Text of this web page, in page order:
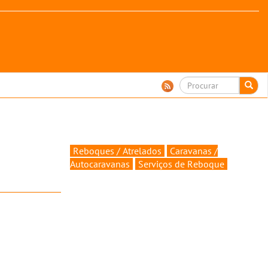
Reboques / Atrelados
Caravanas /
Autocaravanas
Serviços de Reboque